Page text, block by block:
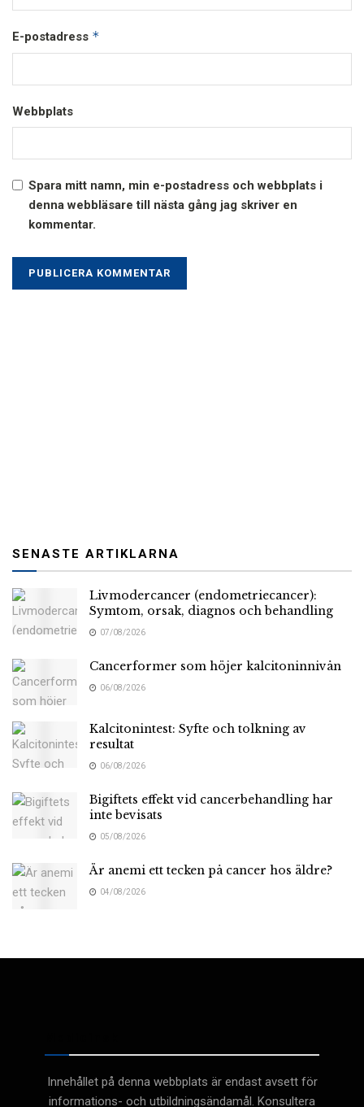
E-postadress *
Webbplats
Spara mitt namn, min e-postadress och webbplats i
denna webbläsare till nästa gång jag skriver en
kommentar.
SENASTE ARTIKLARNA
Livmodercancer (endometriecancer):
Symtom, orsak, diagnos och behandling
07/08/2026
Cancerformer som höjer kalcitoninnivån
06/08/2026
Kalcitonintest: Syfte och tolkning av
resultat
06/08/2026
Bigiftets effekt vid cancerbehandling har
inte bevisats
05/08/2026
Är anemi ett tecken på cancer hos äldre?
04/08/2026
Innehållet på denna webbplats är endast avsett för
informations- och utbildningsändamål. Konsultera